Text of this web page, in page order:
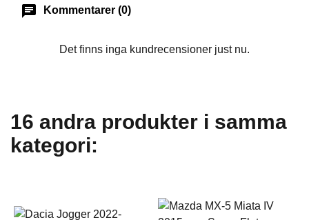
chat Kommentarer (0)
Det finns inga kundrecensioner just nu.
16 andra produkter i samma
kategori: